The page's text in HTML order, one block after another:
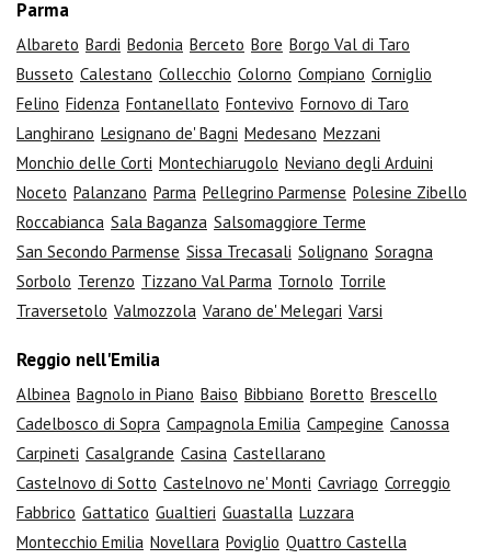
Parma
Albareto Bardi Bedonia Berceto Bore Borgo Val di Taro
Busseto Calestano Collecchio Colorno Compiano Corniglio
Felino Fidenza Fontanellato Fontevivo Fornovo di Taro
Langhirano Lesignano de' Bagni Medesano Mezzani
Monchio delle Corti Montechiarugolo Neviano degli Arduini
Noceto Palanzano Parma Pellegrino Parmense Polesine Zibello
Roccabianca Sala Baganza Salsomaggiore Terme
San Secondo Parmense Sissa Trecasali Solignano Soragna
Sorbolo Terenzo Tizzano Val Parma Tornolo Torrile
Traversetolo Valmozzola Varano de' Melegari Varsi
Reggio nell'Emilia
Albinea Bagnolo in Piano Baiso Bibbiano Boretto Brescello
Cadelbosco di Sopra Campagnola Emilia Campegine Canossa
Carpineti Casalgrande Casina Castellarano
Castelnovo di Sotto Castelnovo ne' Monti Cavriago Correggio
Fabbrico Gattatico Gualtieri Guastalla Luzzara
Montecchio Emilia Novellara Poviglio Quattro Castella